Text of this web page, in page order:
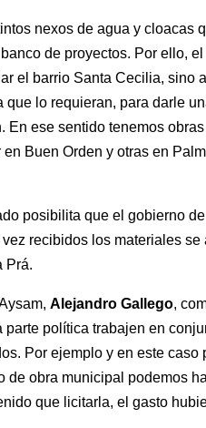
nexos de agua y cloacas
de proyectos. Por ello,
el barrio Santa Cecilia, sino
lo requieran, para darle
ese sentido tenemos
Buen Orden y otras en
posibilita que el gobierno
recibidos los materiales se
Prá.
Alejandro Gallego,
política trabajen en
Por ejemplo y en este caso
de obra municipal podemos
que licitarla, el gasto